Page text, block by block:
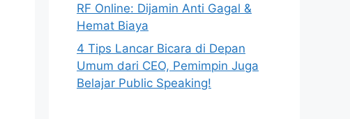
RF Online: Dijamin Anti Gagal &
Hemat Biaya
4 Tips Lancar Bicara di Depan
Umum dari CEO, Pemimpin Juga
Belajar Public Speaking!